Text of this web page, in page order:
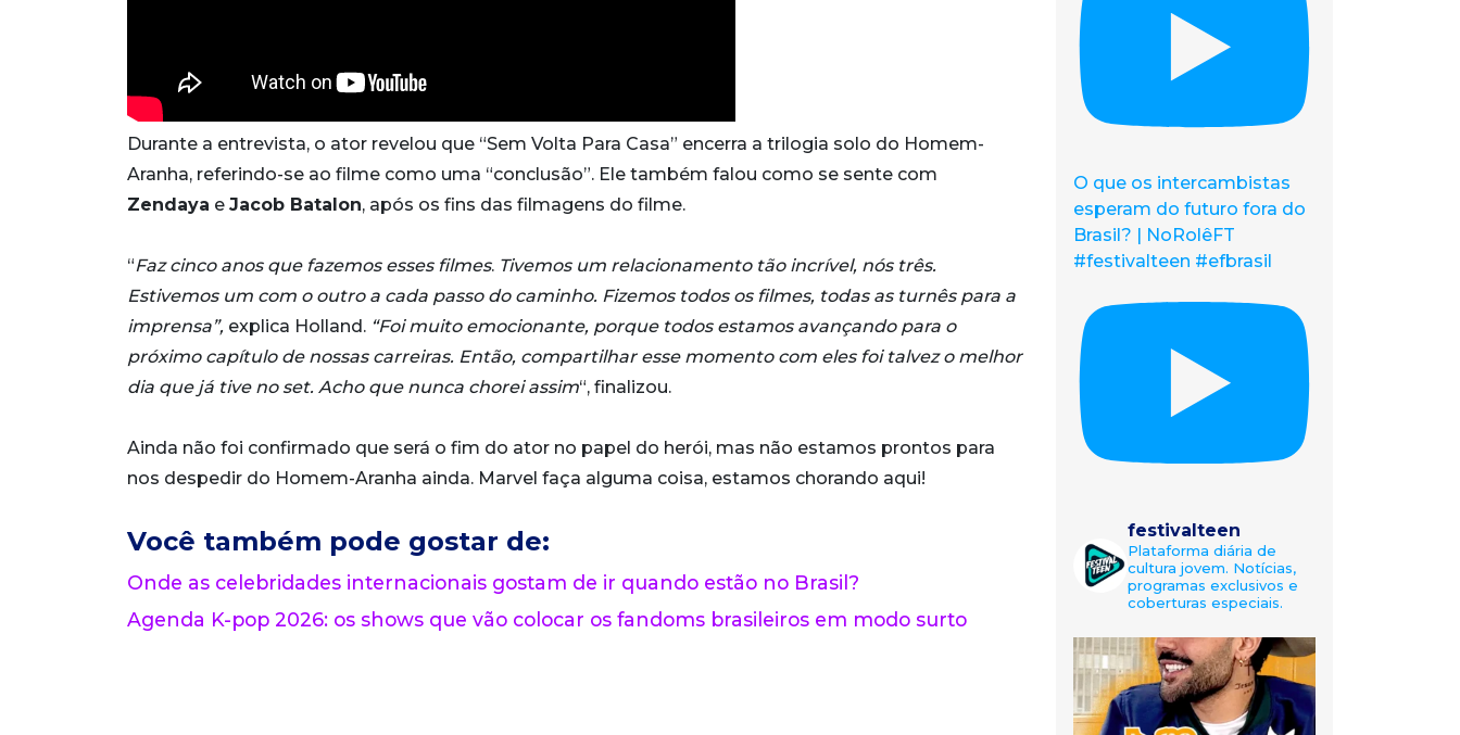
Durante a entrevista, o ator revelou que “Sem Volta Para Casa” encerra a trilogia solo do Homem-
Aranha, referindo-se ao filme como uma “conclusão”. Ele também falou como se sente com
Zendaya e Jacob Batalon, após os fins das filmagens do filme.
“Faz cinco anos que fazemos esses filmes. Tivemos um relacionamento tão incrível, nós três.
Estivemos um com o outro a cada passo do caminho. Fizemos todos os filmes, todas as turnês para a
imprensa”, explica Holland. “Foi muito emocionante, porque todos estamos avançando para o
próximo capítulo de nossas carreiras. Então, compartilhar esse momento com eles foi talvez o melhor
dia que já tive no set. Acho que nunca chorei assim“, finalizou.
Ainda não foi confirmado que será o fim do ator no papel do herói, mas não estamos prontos para
nos despedir do Homem-Aranha ainda. Marvel faça alguma coisa, estamos chorando aqui!
Você também pode gostar de:
Onde as celebridades internacionais gostam de ir quando estão no Brasil?
Agenda K-pop 2026: os shows que vão colocar os fandoms brasileiros em modo surto
O que os intercambistas
esperam do futuro fora do
Brasil? | NoRolêFT
#festivalteen #efbrasil
festivalteen
Plataforma diária de
cultura jovem. Notícias,
programas exclusivos e
coberturas especiais.